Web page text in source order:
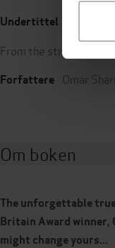
Undertittel
From the streets to
Forfattere Omar
Om boken
The unforgettable
Britain Award winner,
might change yours...